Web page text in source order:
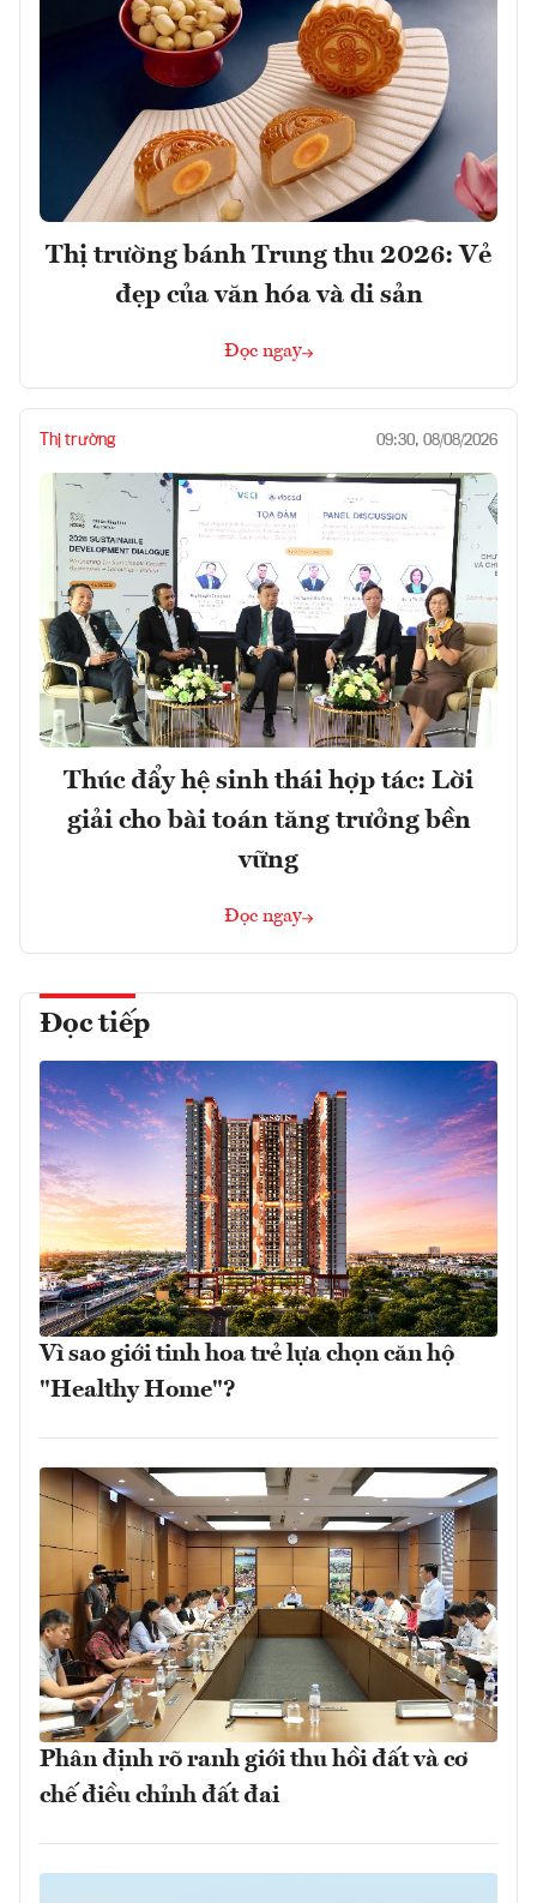
Thị trường bánh Trung thu 2026: Vẻ
đẹp của văn hóa và di sản
Đọc ngay
Thị trường 09:30, 08/08/2026
Thúc đẩy hệ sinh thái hợp tác: Lời
giải cho bài toán tăng trưởng bền
vững
Đọc ngay
Đọc tiếp
Vì sao giới tinh hoa trẻ lựa chọn căn hộ
"Healthy Home"?
Phân định rõ ranh giới thu hồi đất và cơ
chế điều chỉnh đất đai